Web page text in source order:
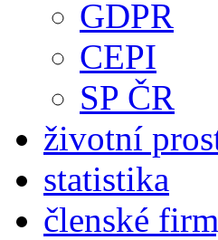
GDPR
CEPI
SP ČR
životní
statistika
členské